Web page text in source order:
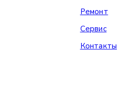
Ремонт
Сервис
Контакты